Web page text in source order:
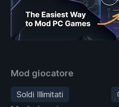
Mod giocatore
Soldi Illimitati